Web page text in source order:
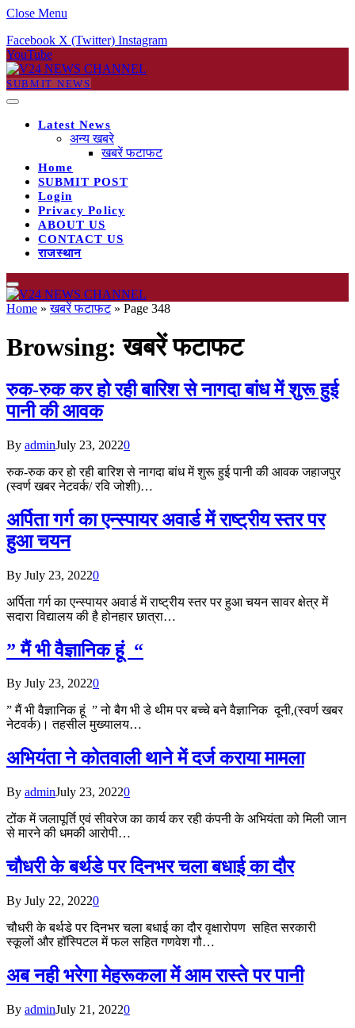
Close Menu
Facebook X (Twitter) Instagram
YouTube
SUBMIT NEWS
Latest News
अन्य खबरे
खबरें फटाफट
Home
SUBMIT POST
Login
Privacy Policy
ABOUT US
CONTACT US
राजस्थान
Home »खबरें फटाफट» Page 348
Browsing:खबरें फटाफट
रुक-रुक कर हो रही बारिश से नागदा बांध में शुरू हुई
पानी की आवक
By adminJuly 23, 20220
रुक-रुक कर हो रही बारिश से नागदा बांध में शुरू हुई पानी की आवक जहाजपुर
(स्वर्ण खबर नेटवर्क/ रवि जोशी)…
अर्पिता गर्ग का एन्स्पायर अवार्ड में राष्ट्रीय स्तर पर
हुआ चयन
By July 23, 20220
अर्पिता गर्ग का एन्स्पायर अवार्ड में राष्ट्रीय स्तर पर हुआ चयन सावर क्षेत्र में
सदारा विद्यालय की है होनहार छात्रा…
” मैं भी वैज्ञानिक हूं “
By July 23, 20220
” मैं भी वैज्ञानिक हूं ” नो बैग भी डे थीम पर बच्चे बने वैज्ञानिक दूनी,(स्वर्ण खबर
नेटवर्क)। तहसील मुख्यालय…
अभियंता ने कोतवाली थाने में दर्ज कराया मामला
By adminJuly 23, 20220
टोंक में जलापूर्ति एवं सीवरेज का कार्य कर रही कंपनी के अभियंता को मिली जान
से मारने की धमकी आरोपी…
चौधरी के बर्थडे पर दिनभर चला बधाई का दौर
By July 22, 20220
चौधरी के बर्थडे पर दिनभर चला बधाई का दौर वृक्षारोपण सहित सरकारी
स्कूलों और हॉस्पिटल में फल सहित गणवेश गौ…
अब नही भरेगा मेहरूकला में आम रास्ते पर पानी
By adminJuly 21, 20220